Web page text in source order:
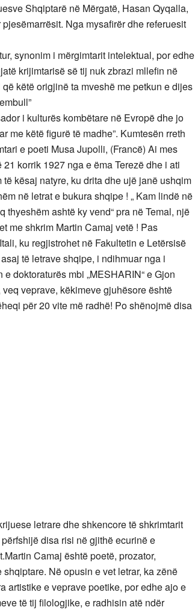
Shqiptarë në Mërgatë, Hasan Qyqalla,
Nga mysafirër dhe referuesit
synonim i mërgimtarit intelektual, por edhe
krijimtarisë së tij nuk zbrazi mllefin në
këtë origjinë ta mveshë me petkun e dijes
i kulturës kombëtare në Evropë dhe jo
me këtë figurë të madhe”. Kumtesën rreth
e poeti Musa Jupolli, (Francë) Ai mes
korrik 1927 nga e ëma Terezë dhe i ati
kësaj natyre, ku drita dhe ujë janë ushqim
në letrat e bukura shqipe ! „ Kam lindë në
thyeshëm ashtë ky vend“ pra në Temal, një
me shkrim Martin Camaj vetë ! Pas
ku regjistrohet në Fakultetin e Letërsisë
të letrave shqipe, i ndihmuar nga i
doktoraturës mbi „MESHARIN“ e Gjon
veprave, këkimeve gjuhësore është
për 20 vite më radhë! Po shënojmë disa
letrare dhe shkencore të shkrimtarit
disa risi në gjithë ecurinë e
Camaj është poetë, prozator,
Në opusin e vet letrar, ka zënë
artistike e veprave poetike, por edhe ajo e
të tij filologjike, e radhisin atë ndër